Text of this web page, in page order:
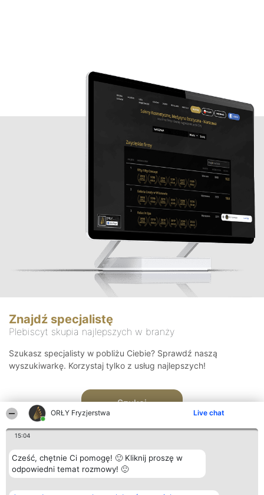
ORŁY Fryzjerstwa Live chat
15:04
Cześć, chętnie Ci pomogę! 🙂 Kliknij proszę w
odpowiedni temat rozmowy! 🙂
Znajdź specjalistę
Plebiscyt skupia najlepszych w branży
Szukasz specjalisty w pobliżu Ciebie? Sprawdź naszą
wyszukiwarkę. Korzystaj tylko z usług najlepszych!
Szukaj
Organizator plebiscytu Plebiscyt Kontakt